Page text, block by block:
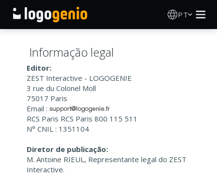
PT
Gerador de logótipos IA
Ideias de logótipos
Produtos impressos
Sobre
Blog
Informação legal
Editor:
ZEST Interactive - LOGOGENIE
3 rue du Colonel Moll
75017 Paris
Email :
RCS Paris RCS Paris 800 115 511
N° CNIL : 1351104
Diretor de publicação:
M. Antoine RIEUL, Representante legal do ZEST
Interactive.